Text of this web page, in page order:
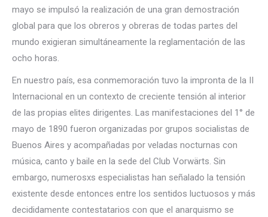
mayo se impulsó la realización de una gran demostración
global para que los obreros y obreras de todas partes del
mundo exigieran simultáneamente la reglamentación de las
ocho horas.
En nuestro país, esa conmemoración tuvo la impronta de la II
Internacional en un contexto de creciente tensión al interior
de las propias elites dirigentes. Las manifestaciones del 1° de
mayo de 1890 fueron organizadas por grupos socialistas de
Buenos Aires y acompañadas por veladas nocturnas con
música, canto y baile en la sede del Club Vorwärts. Sin
embargo, numerosxs especialistas han señalado la tensión
existente desde entonces entre los sentidos luctuosos y más
decididamente contestatarios con que el anarquismo se